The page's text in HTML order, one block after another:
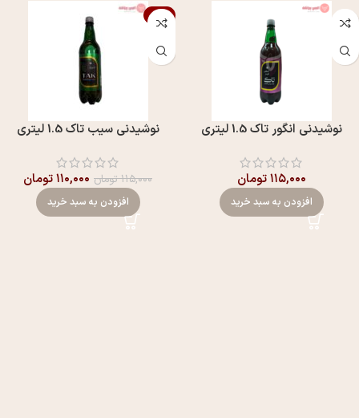
نوشیدنی انگور تاک 1.5 لیتری
۱۱۵,۰۰۰تومان
افزودن به سبد خرید
-4%
نوشیدنی سیب تاک 1.5 لیتری
۱۱۵,۰۰۰تومان ۱۱۰,۰۰۰تومان
افزودن به سبد خرید